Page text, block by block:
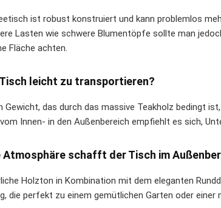
ist robust konstruiert und kann problemlos
Lasten wie schwere Blumentöpfe sollte man
Fläche achten.
leicht zu transportieren?
Gewicht, das durch das massive Teakholz bedingt
Innen- in den Außenbereich empfiehlt es sich,
Atmosphäre schafft der Tisch im
Holzton in Kombination mit dem eleganten
die perfekt zu einem gemütlichen Garten oder einer